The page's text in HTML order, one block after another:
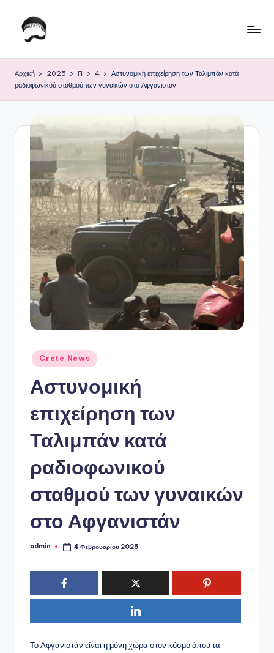
Μετάβαση
ο
Κ
P
Αρχική 2025 Π 4
Αστυνομική επιχείρηση των Ταλιμπάν κατά
ραδιοφωνικού σταθμού των γυναικών στο Αφγανιστάν
Αναρτήθηκε
σε
Crete News
Αστυνομική
επιχείρηση των
Ταλιμπάν κατά
ραδιοφωνικού
σταθμού των γυναικών
στο Αφγανιστάν
Συγγραφέας:
admin 4 Φεβρουαρίου 2025
Το Αφγανιστάν είναι η μόνη χώρα στον κόσμο όπου τα